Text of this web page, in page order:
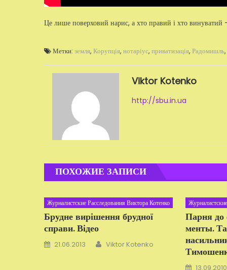
Це лише поверховий нарис, а хто правий і хто
Метки: земля, Корупція, нотаріус, приватизація, Радомишль,
Viktor Kotenko
http://sbu.in.ua
ПОХОЖИЕ ЗАПИСИ
Журналистские Расследования Виктора Котенко
Брудне вирішення брудної
справи. Відео
Добавлено
21.06.2013 Автор
Viktor Kotenko
Парня до
менты.
Добавлено
13.09.2010